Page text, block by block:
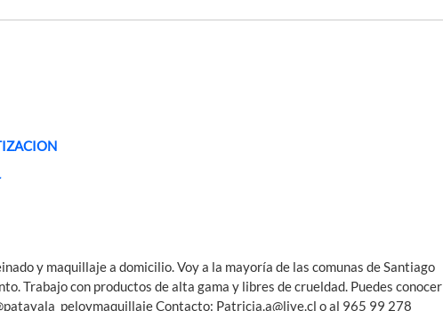
y maquillaje a domicilio. Voy a la mayoría de las comunas de Santiago
Trabajo con productos de alta gama y libres de crueldad. Puedes conocer
Contacto: Patricia.a@live.cl o al 965 99 278